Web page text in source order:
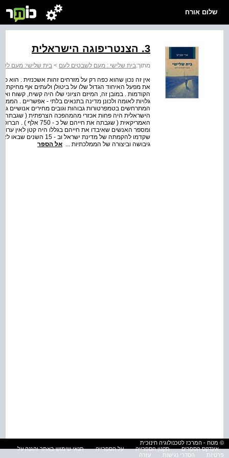
שלום אורח
3. הצנטריפוגה הישראלית
מתוך:בית שלישי : מעם לשבטים לעם > בית שלישי: מעם
אין זה נכון שהוא כפה רק על מזרחים זהות אשכנזית . הוא
את מפעל האיחוד הגדול שלו על ביטולן ולעתים אף מחיקתן
הקודמות . במובן זה, המיזם הציוני שלו היה קשיח, קשוח
גלויות לאומה ולכונן מדינה בתנאים בלתי ‑ אפשריים .
המתרחשים בטמפרטורות גבוהות וגובים מחירים אנושיים
האמריקאית ( שגבתה את
שקדמו להקמתה של מדינת
גיבושה וביצורה של הממלכתיות ... אל הספר
© מטח - המרכז לטכנולוגיה חינוכית
אינדקס הספרים
תקנון הספרייה על הספרייה
תנאי שימוש באתר והגנה על
פרטיות
הסדרי נגישות עזרה